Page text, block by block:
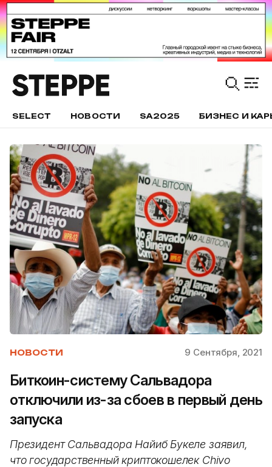
SELECT НОВОСТИ SA2025 БИЗНЕС И
НОВОСТИ 9 Сентября, 2021
Биткоин-систему Сальвадора
отключили из-за сбоев в первый день
запуска
Президент Сальвадора Найиб Букеле заявил,
что государственный криптокошелек Chivo